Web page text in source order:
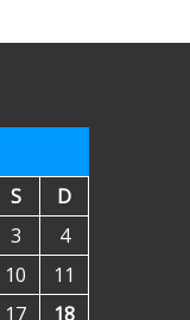
S
D
3
4
10
11
17 18